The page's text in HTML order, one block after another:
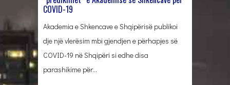
COVID-19
Akademia e Shkencave e Shqipërisë publikoi
dje një vlerësim mbi gjendjen e përhapjes së
COVID-19 në Shqipëri si edhe disa
parashikime për…